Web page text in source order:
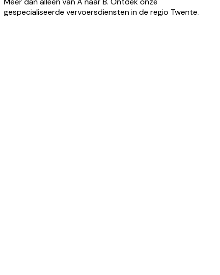
gespecialiseerde vervoersdiensten in de regio Twente.